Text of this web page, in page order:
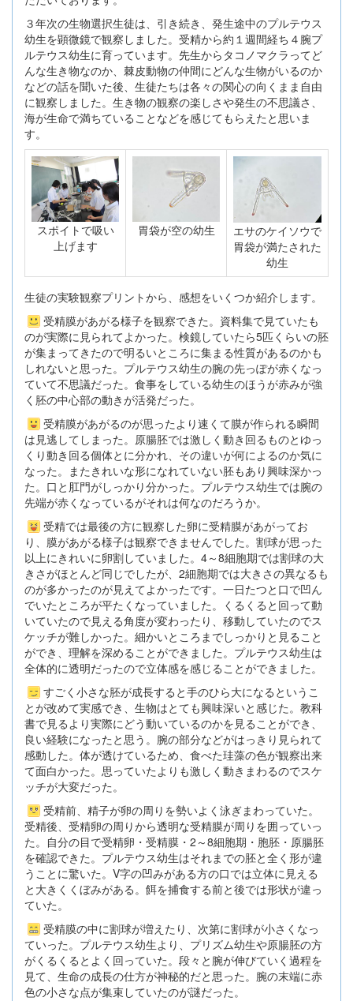
３年次の生物選択生徒は、引き続き、発生途中のプルテウス
幼生を顕微鏡で観察しました。受精から約１週間経ち４腕プ
ルテウス幼生に育っています。先生からタコノマクラってど
んな生き物なのか、棘皮動物の仲間にどんな生物がいるのか
などの話を聞いた後、生徒たちは各々の関心の向くまま自由
に観察しました。生き物の観察の楽しさや発生の不思議さ、
海が生命で満ちていることなどを感じてもらえたと思いま
す。
スポイトで吸い
上げます
胃袋が空の幼生
エサのケイソウで
胃袋が満たされた
幼生
生徒の実験観察プリントから、感想をいくつか紹介します。
受精膜があがる様子を観察できた。資料集で見ていたも
のが実際に見られてよかった。検鏡していたら5匹くらいの胚
が集まってきたので明るいところに集まる性質があるのかも
しれないと思った。プルテウス幼生の腕の先っぽが赤くなっ
ていて不思議だった。食事をしている幼生のほうが赤みが強
く胚の中心部の動きが活発だった。
受精膜があがるのが思ったより速くて膜が作られる瞬間
は見逃してしまった。原腸胚では激しく動き回るものとゆっ
くり動き回る個体とに分かれ、その違いが何によるのか気に
なった。またきれいな形になれていない胚もあり興味深かっ
た。口と肛門がしっかり分かった。プルテウス幼生では腕の
先端が赤くなっているがそれは何なのだろうか。
受精では最後の方に観察した卵に受精膜があがってお
り、膜があがる様子は観察できませんでした。割球が思った
以上にきれいに卵割していました。4～8細胞期では割球の大
きさがほとんど同じでしたが、2細胞期では大きさの異なるも
のが多かったのが見えてよかったです。一日たつと口で凹ん
でいたところが平たくなっていました。くるくると回って動
いていたので見える角度が変わったり、移動していたのでス
ケッチが難しかった。細かいところまでしっかりと見ること
ができ、理解を深めることができました。プルテウス幼生は
全体的に透明だったので立体感を感じることができました。
すごく小さな胚が成長すると手のひら大になるというこ
とが改めて実感でき、生物はとても興味深いと感じた。教科
書で見るより実際にどう動いているのかを見ることができ、
良い経験になったと思う。腕の部分などがはっきり見られて
感動した。体が透けているため、食べた珪藻の色が観察出来
て面白かった。思っていたよりも激しく動きまわるのでスケ
ッチが大変だった。
受精前、精子が卵の周りを勢いよく泳ぎまわっていた。
受精後、受精卵の周りから透明な受精膜が周りを囲っていっ
た。自分の目で受精卵・受精膜・2～8細胞期・胞胚・原腸胚
を確認できた。プルテウス幼生はそれまでの胚と全く形が違
うことに驚いた。V字の凹みがある方の口では立体に見える
と大きくくぼみがある。餌を捕食する前と後では形状が違っ
ていた。
受精膜の中に割球が増えたり、次第に割球が小さくなっ
ていった。プルテウス幼生より、プリズム幼生や原腸胚の方
がくるくるとよく回っていた。段々と腕が伸びていく過程を
見て、生命の成長の仕方が神秘的だと思った。腕の末端に赤
色の小さな点が集束していたのが謎だった。